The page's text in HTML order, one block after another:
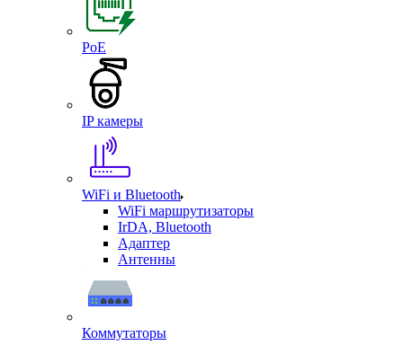
PoE
IP камеры
WiFi и Bluetooth
WiFi маршрутизаторы
IrDA, Bluetooth
Адаптер
Антенны
Коммутаторы